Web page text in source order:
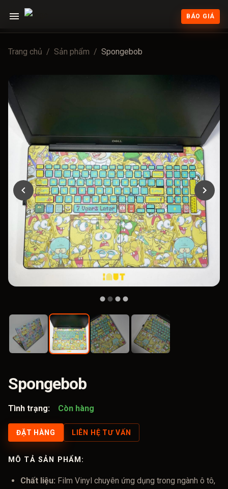
BÁO GIÁ
Trang chủ / Sản phẩm / Spongebob
Spongebob
Tình trạng: Còn hàng
ĐẶT HÀNG LIÊN HỆ TƯ VẤN
MÔ TẢ SẢN PHẨM:
Chất liệu: Film Vinyl chuyên ứng dụng trong ngành ô tô,